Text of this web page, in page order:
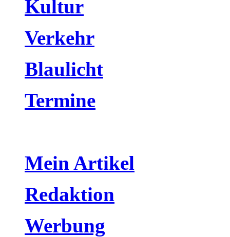
Kultur
Verkehr
Blaulicht
Termine
Mein Artikel
Redaktion
Werbung